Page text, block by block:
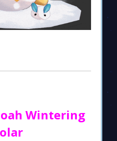
Wintering